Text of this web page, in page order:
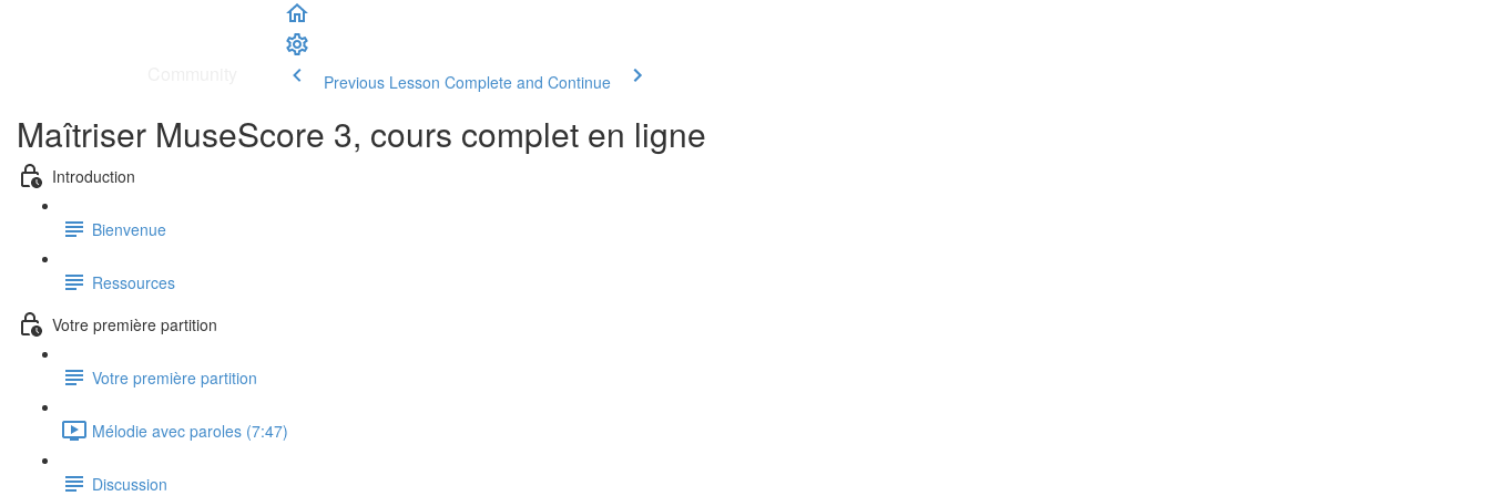
Previous Lesson Complete and Continue
Maîtriser MuseScore 3, cours complet en ligne
Introduction
Bienvenue
Ressources
Votre première partition
Votre première partition
Mélodie avec paroles (7:47)
Discussion